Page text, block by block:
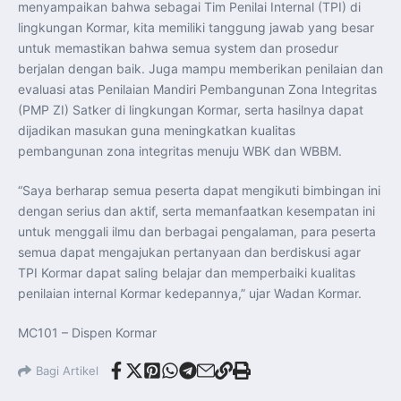
menyampaikan bahwa sebagai Tim Penilai Internal (TPI) di
lingkungan Kormar, kita memiliki tanggung jawab yang besar
untuk memastikan bahwa semua system dan prosedur
berjalan dengan baik. Juga mampu memberikan penilaian dan
evaluasi atas Penilaian Mandiri Pembangunan Zona Integritas
(PMP ZI) Satker di lingkungan Kormar, serta hasilnya dapat
dijadikan masukan guna meningkatkan kualitas
pembangunan zona integritas menuju WBK dan WBBM.
“Saya berharap semua peserta dapat mengikuti bimbingan ini
dengan serius dan aktif, serta memanfaatkan kesempatan ini
untuk menggali ilmu dan berbagai pengalaman, para peserta
semua dapat mengajukan pertanyaan dan berdiskusi agar
TPI Kormar dapat saling belajar dan memperbaiki kualitas
penilaian internal Kormar kedepannya,” ujar Wadan Kormar.
MC101 – Dispen Kormar
Bagi Artikel